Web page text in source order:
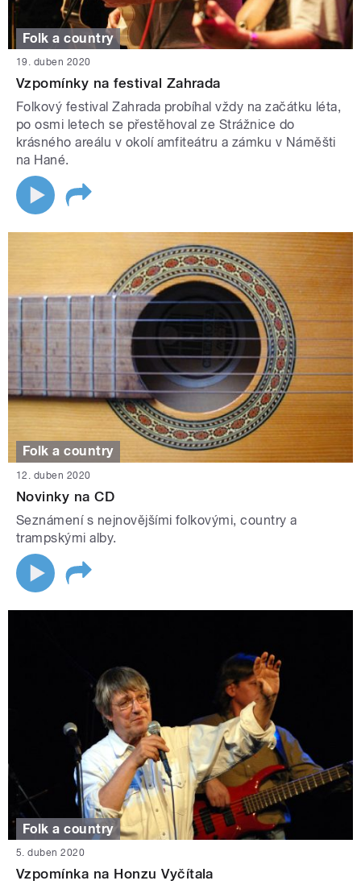
Folk a country
19. duben 2020
Vzpomínky na festival Zahrada
Folkový festival Zahrada probíhal vždy na začátku léta,
po osmi letech se přestěhoval ze Strážnice do
krásného areálu v okolí amfiteátru a zámku v Náměšti
na Hané.
Folk a country
12. duben 2020
Novinky na CD
Seznámení s nejnovějšími folkovými, country a
trampskými alby.
Folk a country
5. duben 2020
Vzpomínka na Honzu Vyčítala